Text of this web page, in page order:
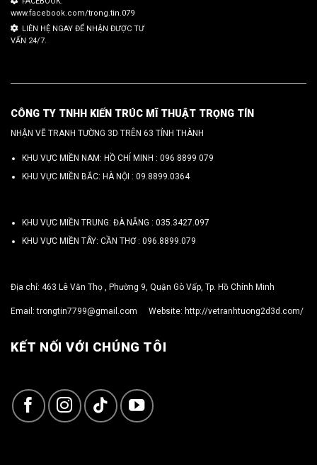
www.facebook.com/trong.tin.079
LIÊN HỆ NGAY ĐỂ NHẬN ĐƯỢC TƯ
VẤN 24/7.
CÔNG TY TNHH KIẾN TRÚC MĨ THUẬT TRỌNG TÍN
NHẬN VẼ TRANH TƯỜNG 3D TRÊN 63 TỈNH THÀNH
KHU VỰC MIỀN NAM: HỒ CHÍ MINH : 096 8899 079
KHU VỰC MIỀN BẮC: HÀ NỘI : 09.8899.0364
KHU VỰC MIỀN TRUNG: ĐÀ NẴNG : 035.3427.097
KHU VỰC MIỀN TÂY: CẦN THƠ : 096.8899.079
Địa chỉ: 463 Lê Văn Thọ , Phường 9, Quận Gò Vấp, Tp. Hồ Chính Minh
Email:trongtin7799@gmail.com Website: http://vetranhtuong2d3d.com/
KẾT NỐI VỚI CHÚNG TÔI